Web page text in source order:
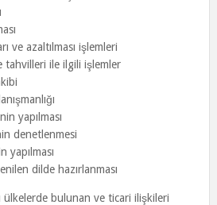
ve azaltılması işlemleri
tahvilleri ile ilgili işlemler
yapılması
denetlenmesi
yapılması
dilde hazırlanması
ülkelerde bulunan ve ticari ilişkileri